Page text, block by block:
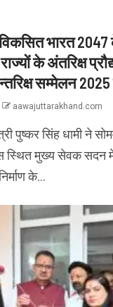
भारत 2047
के अंतरिक्ष
सम्मेलन 2025
aawajuttarakhand.com
पुष्कर सिंह धामी ने
स्थित मुख्य सेवक सदन
के...